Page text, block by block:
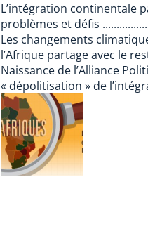
L’intégration continentale
problèmes et défis
Les changements
l’Afrique partage avec le
Naissance de l’Alliance
« dépolitisation » de